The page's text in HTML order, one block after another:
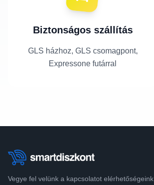
Biztonságos szállítás
GLS házhoz, GLS csomagpont,
Expressone futárral
Vegye fel velünk a kapcsolatot elérhetőségeink